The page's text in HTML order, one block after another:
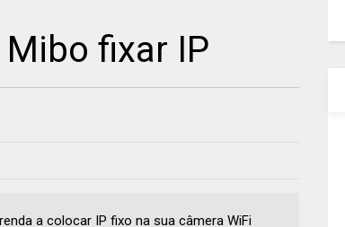
fixar IP
a colocar IP fixo na sua câmera WiFi